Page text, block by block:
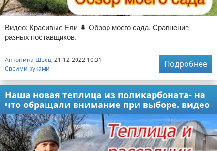
Видео: Красивые Ели 🌲 Обзор моего сада. Сравнение
разных поставщиков.
Антонина Швец 21-12-2022 10:31
Своими руками
Подробнее
Наша новая теплица из поликарбоната- на
что обращали внимание при выборе. видео